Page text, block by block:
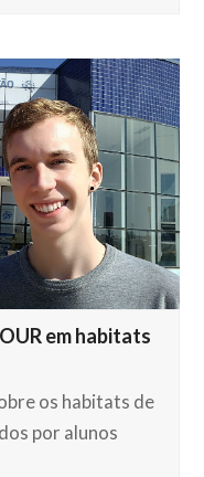
em habitats
os habitats de
por alunos